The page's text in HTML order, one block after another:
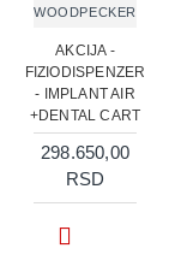
WOODPECKER
AKCIJA -
FIZIODISPENZER
- IMPLANT AIR
+DENTAL CART
298.650,00
RSD